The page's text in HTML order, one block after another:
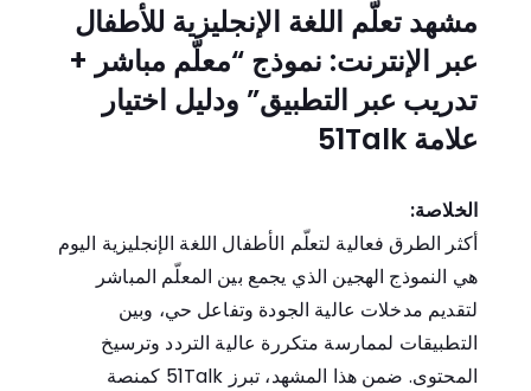
مشهد تعلّم اللغة الإنجليزية للأطفال
عبر الإنترنت: نموذج “معلّم مباشر +
تدريب عبر التطبيق” ودليل اختيار
علامة 51Talk
الخلاصة:
أكثر الطرق فعالية لتعلّم الأطفال اللغة الإنجليزية اليوم
هي النموذج الهجين الذي يجمع بين المعلّم المباشر
لتقديم مدخلات عالية الجودة وتفاعل حي، وبين
التطبيقات لممارسة متكررة عالية التردد وترسيخ
المحتوى. ضمن هذا المشهد، تبرز 51Talk كمنصة